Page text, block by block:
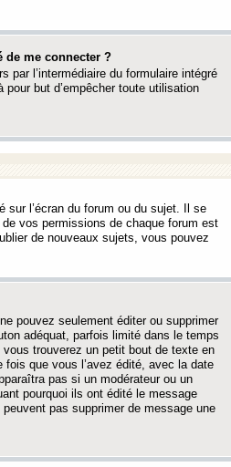
de me connecter ?
l’intermédiaire du formulaire intégré
but d’empêcher toute utilisation
sur l’écran du forum ou du sujet. Il se
vos permissions de chaque forum est
de nouveaux sujets, vous pouvez
pouvez seulement éditer ou supprimer
adéquat, parfois limité dans le temps
trouverez un petit bout de texte en
que vous l’avez édité, avec la date
pas si un modérateur ou un
pourquoi ils ont édité le message
pas supprimer de message une